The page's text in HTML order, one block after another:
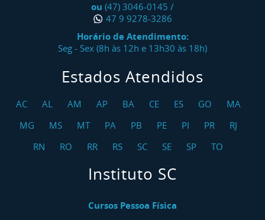
ou (47) 3046-0145 /
47 9 9278-3286
Horário de Atendimento:
Seg - Sex (8h às 12h e 13h30 às 18h)
Estados Atendidos
AC AL AM AP BA CE ES GO
MA
MG
MS MT PA PB PE PI PR
RJ
RN
RO RR RS SC SE SP TO
Instituto SC
Cursos Pessoa Física